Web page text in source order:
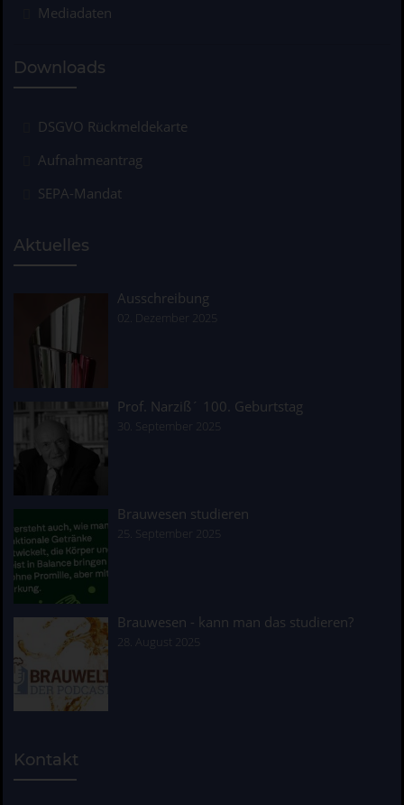
Mediadaten
Downloads
DSGVO Rückmeldekarte
Aufnahmeantrag
SEPA-Mandat
Aktuelles
Ausschreibung
02. Dezember 2025
Prof. Narziß´ 100. Geburtstag
30. September 2025
Brauwesen studieren
25. September 2025
Brauwesen - kann man das studieren?
28. August 2025
Kontakt